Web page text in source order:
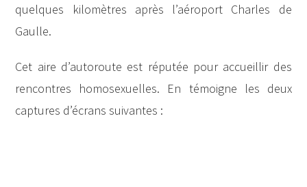
quelques kilomètres après l’aéroport Charles de
Gaulle.
Cet aire d’autoroute est réputée pour accueillir des
rencontres homosexuelles. En témoigne les deux
captures d’écrans suivantes :